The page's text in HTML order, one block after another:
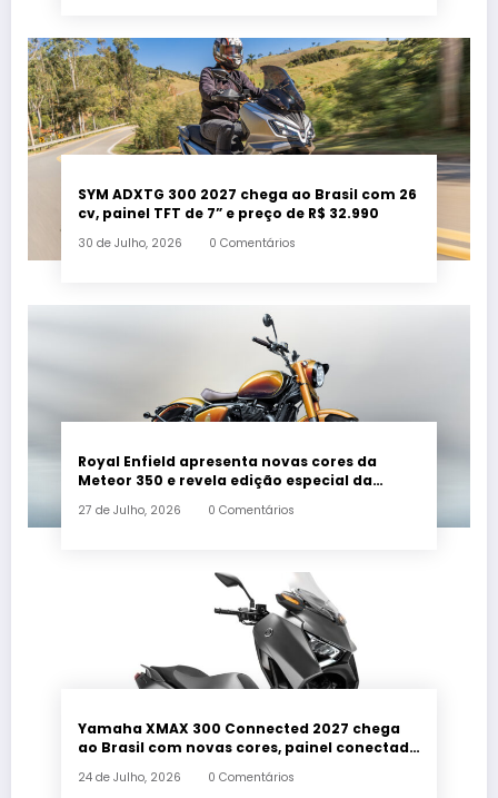
SYM ADXTG 300 2027 chega ao Brasil com 26
cv, painel TFT de 7” e preço de R$ 32.990
30 de Julho, 2026 0 Comentários
Royal Enfield apresenta novas cores da
Meteor 350 e revela edição especial da
27 de Julho, 2026 0 Comentários
Yamaha XMAX 300 Connected 2027 chega
ao Brasil com novas cores, painel conectado
24 de Julho, 2026 0 Comentários